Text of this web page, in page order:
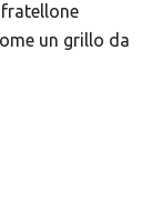
un grillo da